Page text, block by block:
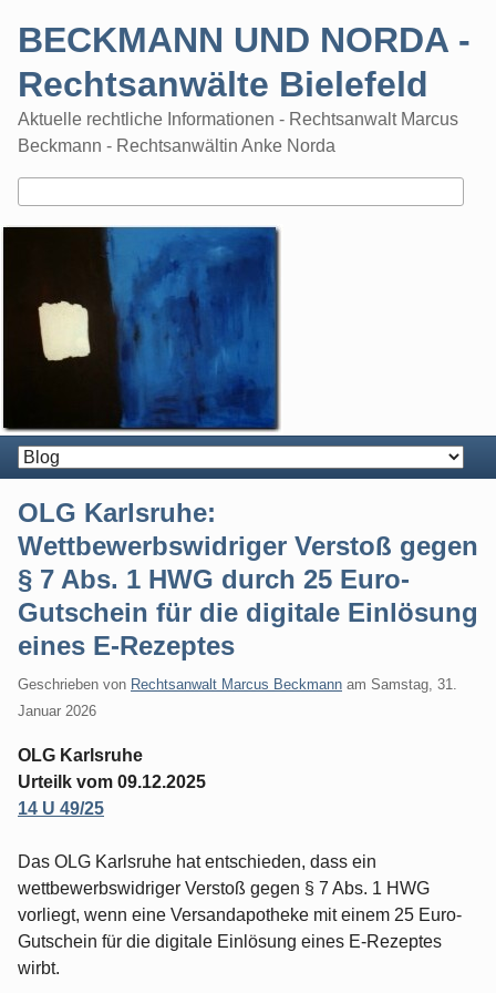
BECKMANN UND NORDA -
Rechtsanwälte Bielefeld
Aktuelle rechtliche Informationen - Rechtsanwalt Marcus
Beckmann - Rechtsanwältin Anke Norda
OLG Karlsruhe:
Wettbewerbswidriger Verstoß gegen
§ 7 Abs. 1 HWG durch 25 Euro-
Gutschein für die digitale Einlösung
eines E-Rezeptes
Geschrieben von Rechtsanwalt Marcus Beckmann am Samstag, 31.
Januar 2026
OLG Karlsruhe
Urteilk vom 09.12.2025
14 U 49/25
Das OLG Karlsruhe hat entschieden, dass ein
wettbewerbswidriger Verstoß gegen § 7 Abs. 1 HWG
vorliegt, wenn eine Versandapotheke mit einem 25 Euro-
Gutschein für die digitale Einlösung eines E-Rezeptes
wirbt.